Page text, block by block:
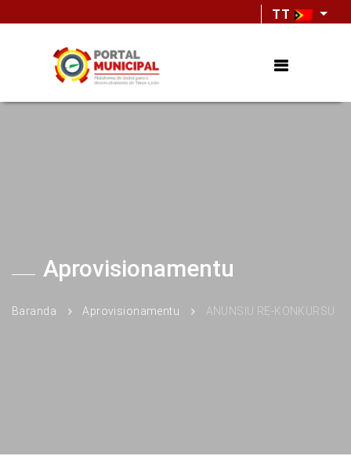
TT
Aprovisionamentu
Baranda Aprovisionamentu ANUNSIU RE-KONKURSU